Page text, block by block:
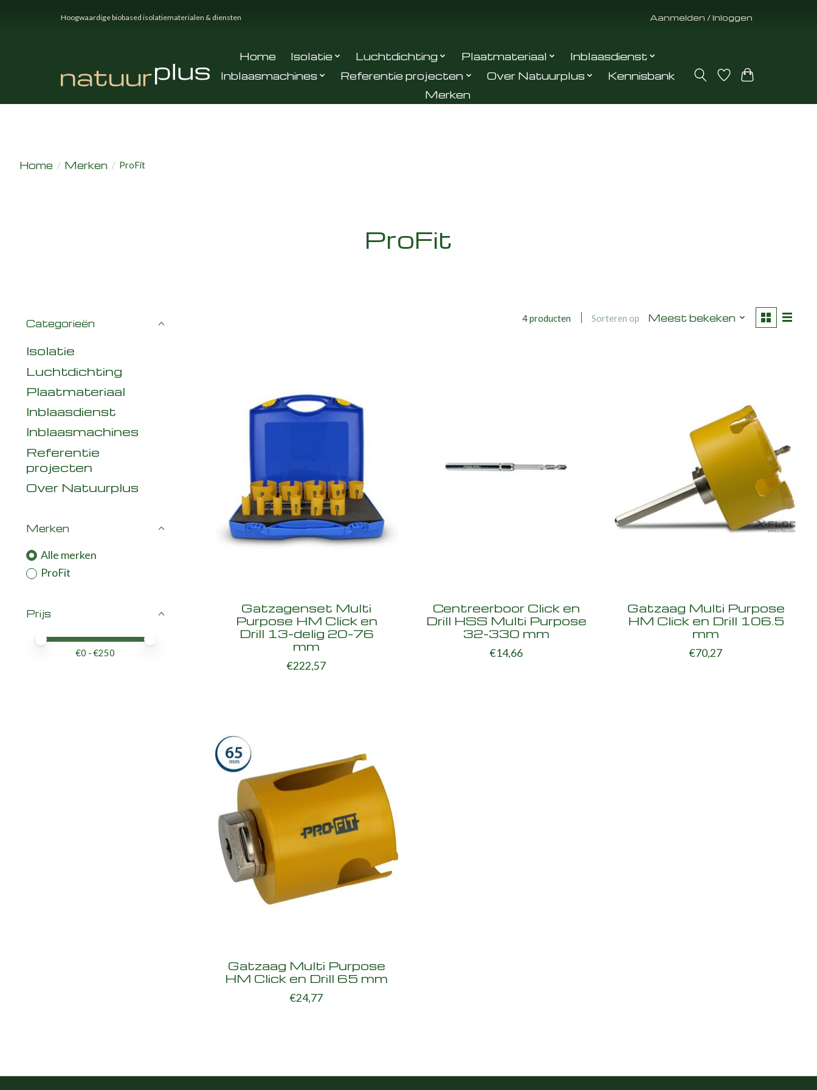
Hoogwaardige biobased isolatiematerialen & diensten Aanmelden / Inloggen
Home Isolatie Luchtdichting Plaatmateriaal
Inblaasdienst
Inblaasmachines
Referentie projecten Over Natuurplus
Kennisbank
Merken
Home / Merken / ProFit
ProFit
Categorieën
Isolatie
Luchtdichting
Plaatmateriaal
Inblaasdienst
Inblaasmachines
Referentie
projecten
Over Natuurplus
Merken
Alle merken
ProFit
Prijs
Minimale prijswaarde
Price maximum value
€0 - €250
4 producten Sorteren op Meest bekeken
Gatzagenset Multi
Purpose HM Click en
Drill 13-delig 20-76
mm
€222,57
Centreerboor Click en
Drill HSS Multi Purpose
32-330 mm
€14,66
Gatzaag Multi Purpose
HM Click en Drill 106.5
mm
€70,27
Gatzaag Multi Purpose
HM Click en Drill 65 mm
€24,77